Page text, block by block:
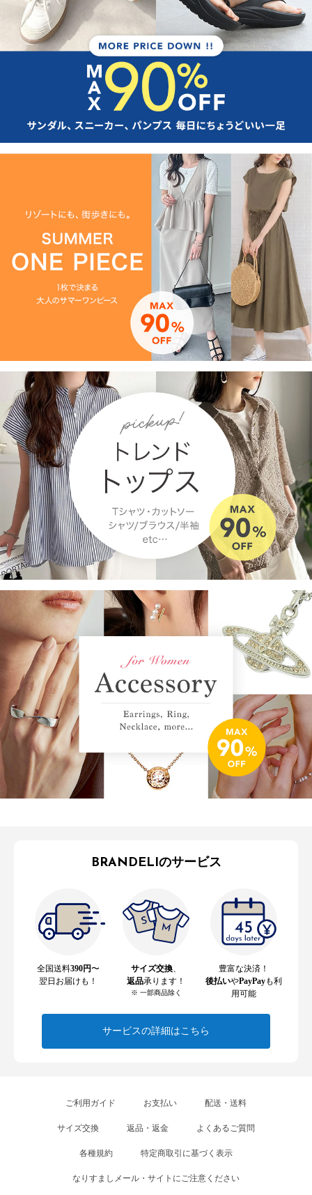
BRANDELIのサービス
全国送料390円〜
翌日お届けも！
サイズ交換
返品承ります！
※ 一部商品除く
豊富な決済！
後払いやPayPayも利
用可能
サービスの詳細はこちら
ご利用ガイド お支払い 配送・送料
サイズ交換 返品・返金 よくあるご質問
各種規約 特定商取引に基づく表示
なりすましメール・サイトにご注意ください